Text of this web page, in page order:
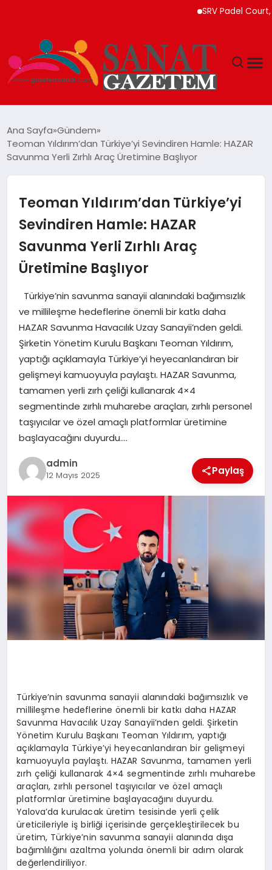
SRV Padel Court,
TEKNOLOJI
YAŞAM
SAĞLIK
DÜNYA
EĞITIM
Ana Sayfa Gündem
Teoman Yıldırım’dan Türkiye’yi Sevindiren Hamle: HAZAR
Savunma Yerli Zırhlı Araç Üretimine Başlıyor
Teoman Yıldırım’dan Türkiye’yi
Sevindiren Hamle: HAZAR
Savunma Yerli Zırhlı Araç
Üretimine Başlıyor
Türkiye’nin savunma sanayii alanındaki bağımsızlık
ve millileşme hedeflerine önemli bir katkı daha
HAZAR Savunma Havacılık Uzay Sanayii’nden geldi.
Şirketin Yönetim Kurulu Başkanı Teoman Yıldırım,
yaptığı açıklamayla Türkiye’yi heyecanlandıran bir
gelişmeyi kamuoyuyla paylaştı. HAZAR Savunma,
tamamen yerli zırh çeliği kullanarak 4×4
segmentinde zırhlı muharebe araçları, zırhlı personel
taşıyıcılar ve özel amaçlı platformlar üretimine
başlayacağını duyurdu….
admin
12 Mayıs 2025 Paylaş
Türkiye’nin savunma sanayii alanındaki bağımsızlık ve
millileşme hedeflerine önemli bir katkı daha HAZAR
Savunma Havacılık Uzay Sanayii’nden geldi. Şirketin
Yönetim Kurulu Başkanı Teoman Yıldırım, yaptığı
açıklamayla Türkiye’yi heyecanlandıran bir gelişmeyi
kamuoyuyla paylaştı. HAZAR Savunma, tamamen yerli
zırh çeliği kullanarak 4×4 segmentinde zırhlı muharebe
araçları, zırhlı personel taşıyıcılar ve özel amaçlı
platformlar üretimine başlayacağını duyurdu.
Yalova’da kurulacak üretim tesisinde yerli çelik
üreticileriyle iş birliği içerisinde gerçekleştirilecek bu
üretim, Türkiye’nin savunma sanayii alanında dışa
bağımlılığını azaltma yolunda önemli bir adım olarak
değerlendiriliyor.